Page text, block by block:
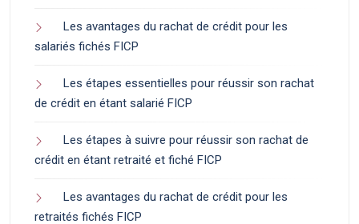
Les avantages du rachat de crédit pour les
salariés fichés FICP
Les étapes essentielles pour réussir son rachat
de crédit en étant salarié FICP
Les étapes à suivre pour réussir son rachat de
crédit en étant retraité et fiché FICP
Les avantages du rachat de crédit pour les
retraités fichés FICP